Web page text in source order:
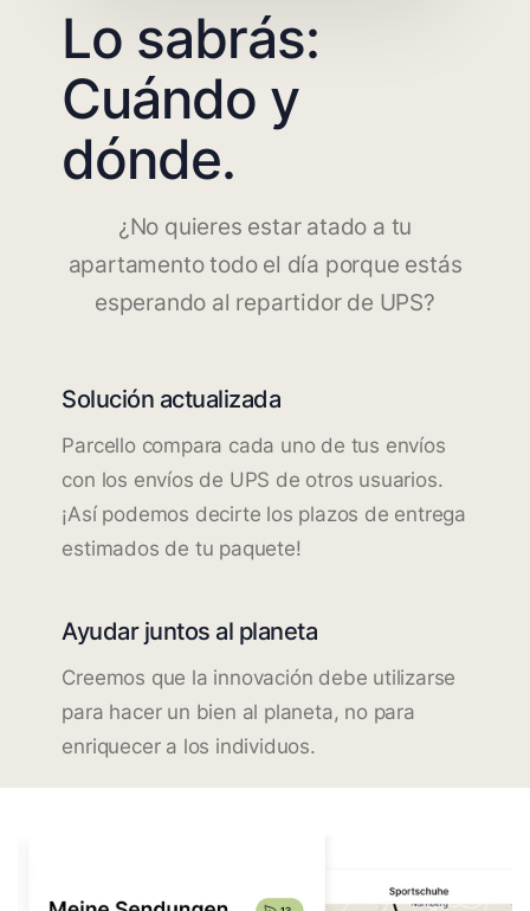
Lo sabrás:
Cuándo y
dónde.
¿No quieres estar atado a tu
apartamento todo el día porque estás
esperando al repartidor de UPS?
Solución actualizada
Parcello compara cada uno de tus envíos
con los envíos de UPS de otros usuarios.
¡Así podemos decirte los plazos de entrega
estimados de tu paquete!
Ayudar juntos al planeta
Creemos que la innovación debe utilizarse
para hacer un bien al planeta, no para
enriquecer a los individuos.